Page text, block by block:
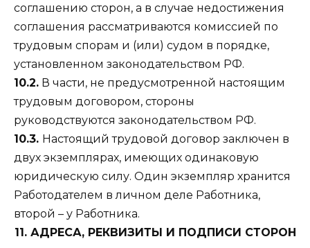
соглашению сторон, а в случае недостижения
соглашения рассматриваются комиссией по
трудовым спорам и (или) судом в порядке,
установленном законодательством РФ.
10.2. В части, не предусмотренной настоящим
трудовым договором, стороны
руководствуются законодательством РФ.
10.3. Настоящий трудовой договор заключен в
двух экземплярах, имеющих одинаковую
юридическую силу. Один экземпляр хранится
Работодателем в личном деле Работника,
второй – у Работника.
11. АДРЕСА, РЕКВИЗИТЫ И ПОДПИСИ СТОРОН